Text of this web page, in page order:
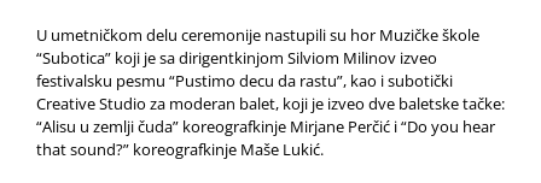
U umetničkom delu ceremonije nastupili su hor Muzičke škole
“Subotica” koji je sa dirigentkinjom Silviom Milinov izveo
festivalsku pesmu “Pustimo decu da rastu”, kao i subotički
Creative Studio za moderan balet, koji je izveo dve baletske tačke:
“Alisu u zemlji čuda” koreografkinje Mirjane Perčić i “Do you hear
that sound?” koreografkinje Maše Lukić.